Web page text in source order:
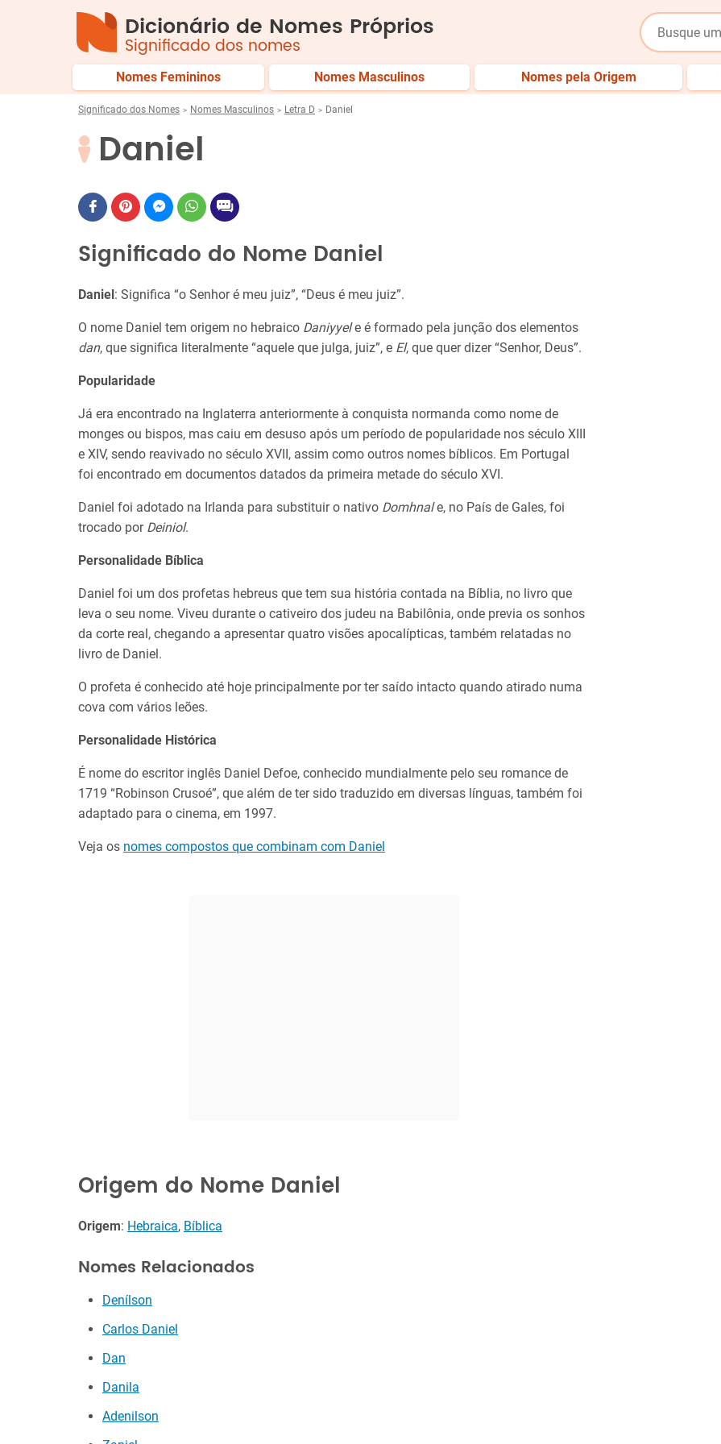
Dicionário de Nomes Próprios
Significado dos nomes
Nomes Femininos Nomes Masculinos Nomes pela Origem
Significado dos Nomes Nomes Masculinos Letra D Daniel
Daniel
Significado do Nome Daniel
Daniel: Significa “o Senhor é meu juiz”, “Deus é meu juiz”.
O nome Daniel tem origem no hebraico Daniyyele é formado pela junção dos elementos
dan, que significa literalmente “aquele que julga, juiz”, e El, que quer dizer “Senhor, Deus”.
Popularidade
Já era encontrado na Inglaterra anteriormente à conquista normanda como nome de
monges ou bispos, mas caiu em desuso após um período de popularidade nos século XIII
e XIV, sendo reavivado no século XVII, assim como outros nomes bíblicos. Em Portugal
foi encontrado em documentos datados da primeira metade do século XVI.
Daniel foi adotado na Irlanda para substituir o nativo Domhnale, no País de Gales, foi
trocado por Deiniol.
Personalidade Bíblica
Daniel foi um dos profetas hebreus que tem sua história contada na Bíblia, no livro que
leva o seu nome. Viveu durante o cativeiro dos judeu na Babilônia, onde previa os sonhos
da corte real, chegando a apresentar quatro visões apocalípticas, também relatadas no
livro de Daniel.
O profeta é conhecido até hoje principalmente por ter saído intacto quando atirado numa
cova com vários leões.
Personalidade Histórica
É nome do escritor inglês Daniel Defoe, conhecido mundialmente pelo seu romance de
1719 “Robinson Crusoé”, que além de ter sido traduzido em diversas línguas, também foi
adaptado para o cinema, em 1997.
Veja os nomes compostos que combinam com Daniel
Origem do Nome Daniel
Origem: Hebraica, Bíblica
Nomes Relacionados
Denílson
Carlos Daniel
Dan
Danila
Adenilson